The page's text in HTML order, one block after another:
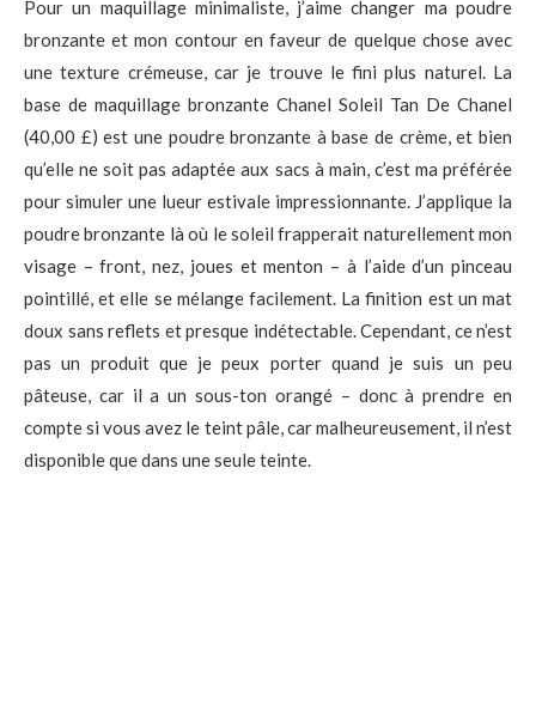
Pour un maquillage minimaliste, j’aime changer ma poudre
bronzante et mon contour en faveur de quelque chose avec
une texture crémeuse, car je trouve le fini plus naturel. La
base de maquillage bronzante Chanel Soleil Tan De Chanel
(40,00 £) est une poudre bronzante à base de crème, et bien
qu’elle ne soit pas adaptée aux sacs à main, c’est ma préférée
pour simuler une lueur estivale impressionnante. J’applique la
poudre bronzante là où le soleil frapperait naturellement mon
visage – front, nez, joues et menton – à l’aide d’un pinceau
pointillé, et elle se mélange facilement. La finition est un mat
doux sans reflets et presque indétectable. Cependant, ce n’est
pas un produit que je peux porter quand je suis un peu
pâteuse, car il a un sous-ton orangé – donc à prendre en
compte si vous avez le teint pâle, car malheureusement, il n’est
disponible que dans une seule teinte.